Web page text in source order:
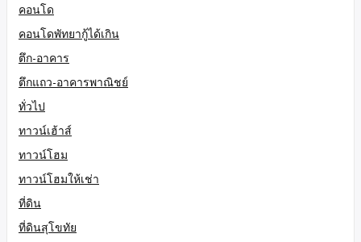
คอนโด
คอนโดพัทยากู้ได้เกิน
ตึก-อาคาร
ตึกแถว-อาคารพาณิชย์
ทั่วไป
ทาวน์เฮ้าส์
ทาวน์โฮม
ทาวน์โฮมให้เช่า
ที่ดิน
ที่ดินสุโขทัย